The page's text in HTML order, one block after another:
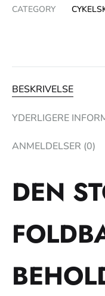
CATEGORY
BESKRIVELSE
YDERLIGERE
ANMELDELSER (0)
DEN